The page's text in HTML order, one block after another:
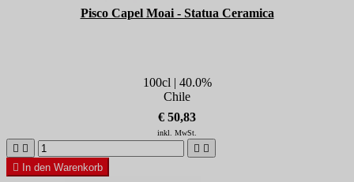
Pisco Capel Moai - Statua Ceramica
100cl | 40.0%
Chile
€ 50,83
inkl. MwSt.
   

In den Warenkorb